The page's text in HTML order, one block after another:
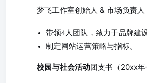
梦飞工作室创始人 & 市场负责
带领4人团队，致力于品牌建
制定网站运营策略与指标。
校园与社会活动团支书（20xx